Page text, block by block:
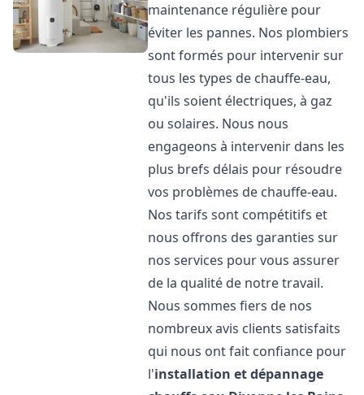
maintenance régulière pour
éviter les pannes. Nos plombiers
sont formés pour intervenir sur
tous les types de chauffe-eau,
qu'ils soient électriques, à gaz
ou solaires. Nous nous
engageons à intervenir dans les
plus brefs délais pour résoudre
vos problèmes de chauffe-eau.
Nos tarifs sont compétitifs et
nous offrons des garanties sur
nos services pour vous assurer
de la qualité de notre travail.
Nous sommes fiers de nos
nombreux avis clients satisfaits
qui nous ont fait confiance pour
l'installation et dépannage